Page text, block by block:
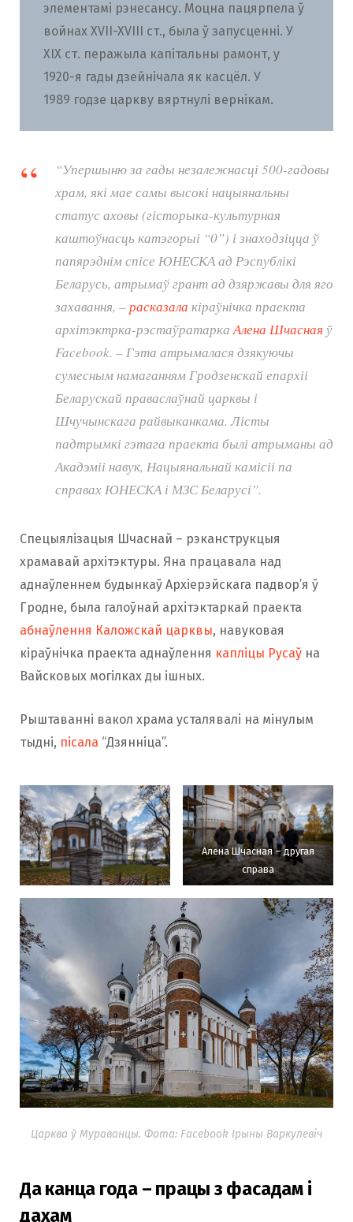
элементамі рэнесансу. Моцна пацярпела ў
войнах XVII-XVIII ст., была ў запусценні. У
XIX ст. перажыла капітальны рамонт, у
1920-я гады дзейнічала як касцёл. У
1989 годзе царкву вяртнулі вернікам.
“Упершыню за гады незалежнасці 500-гадовы
храм, які мае самы высокі нацыянальны
статус аховы (гісторыка-культурная
каштоўнасць катэгорыі “0”) і знаходзіцца ў
папярэднім спісе ЮНЕСКА ад Рэспублікі
Беларусь, атрымаў грант ад дзяржавы для яго
захавання, –расказала кіраўнічка праекта
архітэктрка-рэстаўратаркаАлена Шчасная ў
Facebook. – Гэта атрымалася дзякуючы
сумесным намаганням Гродзенскай епархіі
Беларускай праваслаўнай царквы і
Шчучынскага райвыканкама. Лісты
падтрымкі гэтага праекта былі атрыманы ад
Акадэміі навук, Нацыянальнай камісіі па
справах ЮНЕСКА і МЗС Беларусі”.
Спецыялізацыя Шчаснай – рэканструкцыя
храмавай архітэктуры. Яна працавала над
аднаўленнем будынкаў Архіерэйскага падвор’я ў
Гродне, была галоўнай архітэктаркай праекта
абнаўлення Каложскай царквы, навуковая
кіраўнічка праекта аднаўлення капліцы Русаў на
Вайсковых могілках ды ішных.
Рыштаванні вакол храма усталявалі на мінулым
тыдні, пісала “Дзянніца”.
Алена Шчасная – другая
справа
Царква ў Мураванцы. Фота: Facebook Ірыны Варкулевіч
Да канца года – працы з фасадам і
дахам